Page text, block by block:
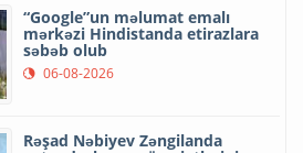
“Google”un məlumat emalı
mərkəzi Hindistanda etirazlara
səbəb olub
06-08-2026
Rəşad Nəbiyev Zəngilanda